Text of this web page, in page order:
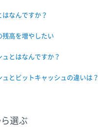
はなんですか？
残高を増やしたい
とはなんですか？
ュとビットキャッシュの違いは？
選ぶ